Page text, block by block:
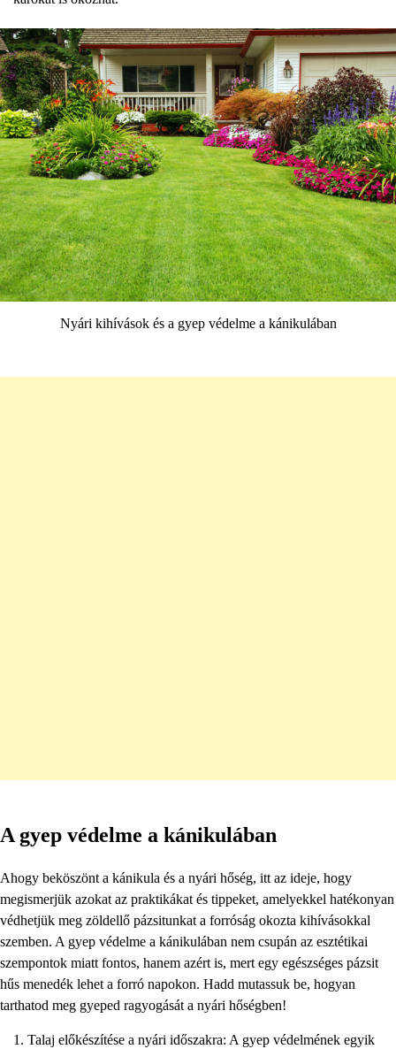
Nyári kihívások és a gyep védelme a kánikulában
A gyep védelme a kánikulában
Ahogy beköszönt a kánikula és a nyári hőség, itt az ideje, hogy
megismerjük azokat az praktikákat és tippeket, amelyekkel hatékonyan
védhetjük meg zöldellő pázsitunkat a forróság okozta kihívásokkal
szemben. A gyep védelme a kánikulában nem csupán az esztétikai
szempontok miatt fontos, hanem azért is, mert egy egészséges pázsit
hűs menedék lehet a forró napokon. Hadd mutassuk be, hogyan
tarthatod meg gyeped ragyogását a nyári hőségben!
Talaj előkészítése a nyári időszakra: A gyep védelmének egyik